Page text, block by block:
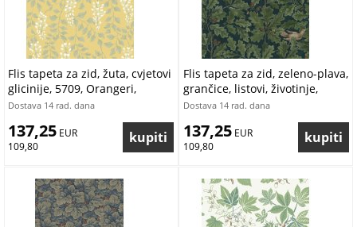
Flis tapeta za zid, žuta, cvjetovi
glicinije, 5709, Orangeri,
Borastapeter | Ljepilo Gratis
Dostava 14 rad. dana
137,25 EUR
109,80
Flis tapeta za zid, zeleno-plava,
grančice, listovi, životinje,
2050, Icons, Borastapeter |
Dostava 14 rad. dana
137,25 EUR
109,80